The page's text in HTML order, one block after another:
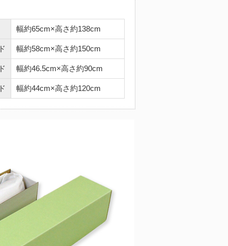
幅約65cm×高さ約138cm
幅約58cm×高さ約150cm
幅約46.5cm×高さ約90cm
幅約44cm×高さ約120cm